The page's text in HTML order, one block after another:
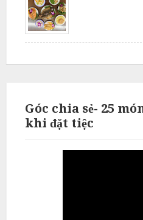
Góc chia sẻ- 25
khi đặt tiệc